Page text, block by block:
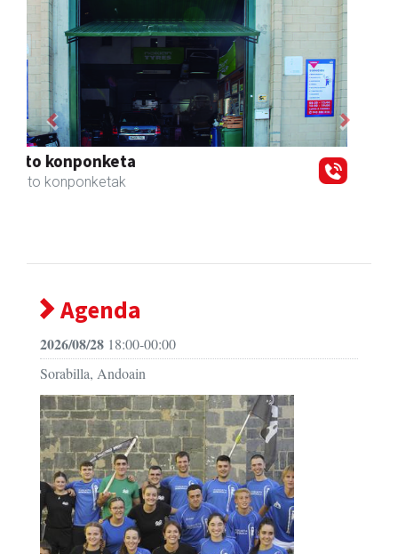
Urrats inprimategia
Andoain - Inprimategiak
Previous Next
Agenda
2026/08/28 18:00-00:00
Sorabilla, Andoain